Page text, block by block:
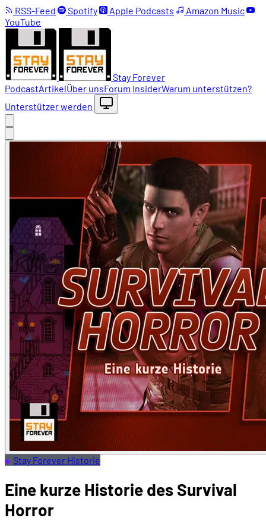
RSS-Feed Spotify Apple Podcasts
Amazon Music
YouTube
Stay Forever
PodcastArtikelÜber unsForum InsiderWarum unterstützen?
Unterstützer werden
Stay Forever Historie
Eine kurze Historie des Survival
Horror